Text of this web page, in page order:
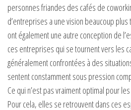
personnes friandes des cafés de
d’entreprises a une vision beaucoup plus
ont également une autre conception de
ces entreprises qui se tournent vers les
généralement confrontées à des
sentent constamment sous pression
Ce qui n’est pas vraiment optimal pour
Pour cela, elles se retrouvent dans ces